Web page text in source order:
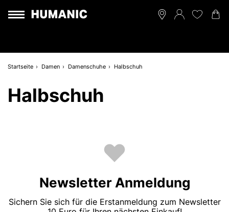
Startseite Damen Damenschuhe Halbschuh
Halbschuh
Newsletter Anmeldung
Sichern Sie sich für die Erstanmeldung zum Newsletter